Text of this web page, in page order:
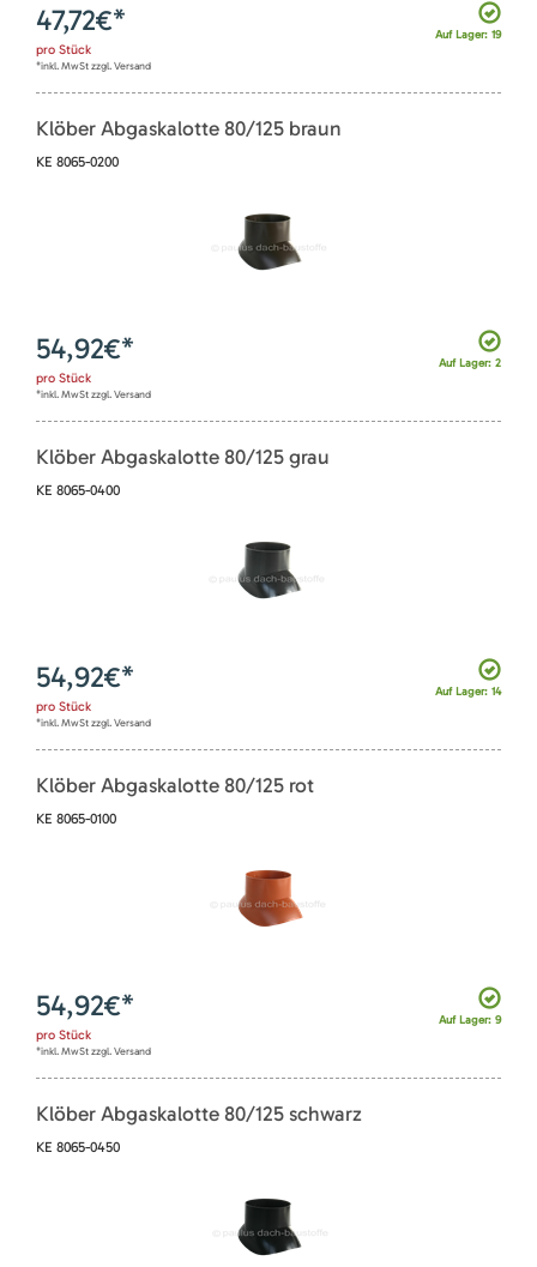
Auf Lager: 19
47,72€*
pro Stück
*inkl. MwSt zzgl. Versand
Klöber Abgaskalotte 80/125 braun
KE 8065-0200
Auf Lager: 2
54,92€*
pro Stück
*inkl. MwSt zzgl. Versand
Klöber Abgaskalotte 80/125 grau
KE 8065-0400
Auf Lager: 14
54,92€*
pro Stück
*inkl. MwSt zzgl. Versand
Klöber Abgaskalotte 80/125 rot
KE 8065-0100
Auf Lager: 9
54,92€*
pro Stück
*inkl. MwSt zzgl. Versand
Klöber Abgaskalotte 80/125 schwarz
KE 8065-0450